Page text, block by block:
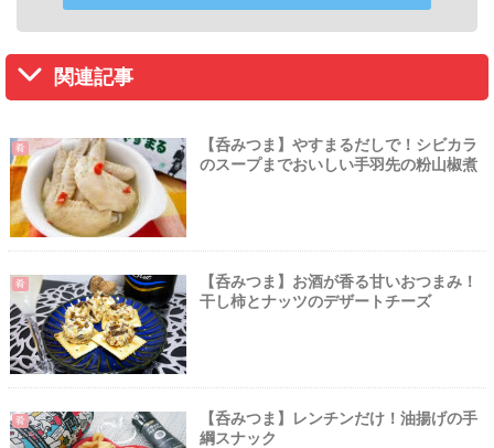
関連記事
肴
【呑みつま】やすまるだしで！シビカラ
のスープまでおいしい手羽先の粉山椒煮
肴
【呑みつま】お酒が香る甘いおつまみ！
干し柿とナッツのデザートチーズ
肴
【呑みつま】レンチンだけ！油揚げの手
綱スナック